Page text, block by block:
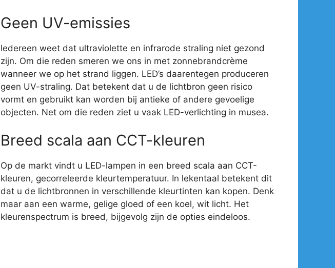
Geen UV-emissies
Iedereen weet dat ultraviolette en infrarode straling niet gezond
zijn. Om die reden smeren we ons in met zonnebrandcrème
wanneer we op het strand liggen. LED’s daarentegen produceren
geen UV-straling. Dat betekent dat u de lichtbron geen risico
vormt en gebruikt kan worden bij antieke of andere gevoelige
objecten. Net om die reden ziet u vaak LED-verlichting in musea.
Breed scala aan CCT-kleuren
Op de markt vindt u LED-lampen in een breed scala aan CCT-
kleuren, gecorreleerde kleurtemperatuur. In lekentaal betekent dit
dat u de lichtbronnen in verschillende kleurtinten kan kopen. Denk
maar aan een warme, gelige gloed of een koel, wit licht. Het
kleurenspectrum is breed, bijgevolg zijn de opties eindeloos.